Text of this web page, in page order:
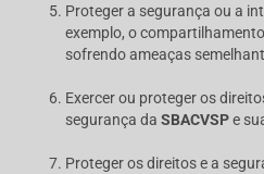
Proteger a segurança ou a
exemplo, o
sofrendo ameaças
Exercer ou proteger os
segurança da SBACVSPe
Proteger os direitos e a